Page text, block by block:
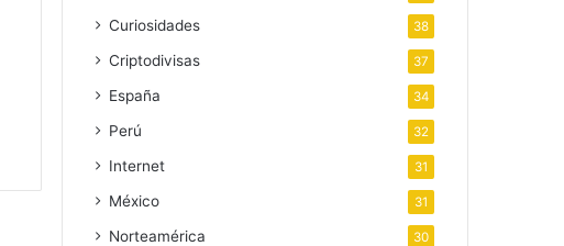
Curiosidades 38
Criptodivisas 37
España 34
Perú 32
Internet 31
México 31
Norteamérica 30